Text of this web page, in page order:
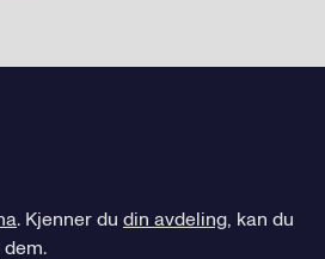
. Kjenner du din avdeling, kan du